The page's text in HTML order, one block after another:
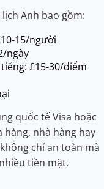
Anh bao gồm:
15/người
ngày
£15-30/điểm
quốc tế Visa hoặc
nhà hàng hay
chỉ an toàn mà
tiền mặt.